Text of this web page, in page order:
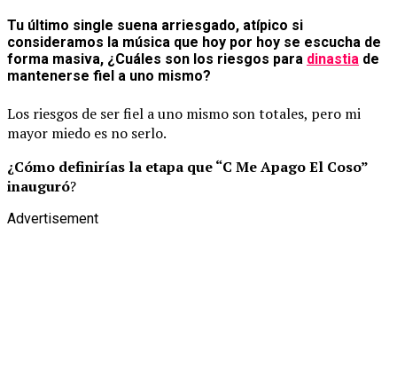
Tu último single suena arriesgado, atípico si
consideramos la música que hoy por hoy se escucha de
forma masiva, ¿Cuáles son los riesgos para dinastia de
mantenerse fiel a uno mismo?
Los riesgos de ser fiel a uno mismo son totales, pero mi
mayor miedo es no serlo.
¿Cómo definirías la etapa que “C Me Apago El Coso”
inauguró?
Advertisement